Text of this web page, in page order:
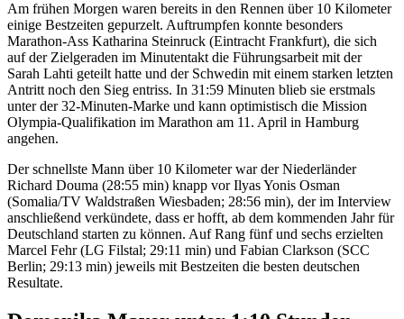
Am frühen Morgen waren bereits in den Rennen über 10 Kilometer
einige Bestzeiten gepurzelt. Auftrumpfen konnte besonders
Marathon-Ass Katharina Steinruck (Eintracht Frankfurt), die sich
auf der Zielgeraden im Minutentakt die Führungsarbeit mit der
Sarah Lahti geteilt hatte und der Schwedin mit einem starken letzten
Antritt noch den Sieg entriss. In 31:59 Minuten blieb sie erstmals
unter der 32-Minuten-Marke und kann optimistisch die Mission
Olympia-Qualifikation im Marathon am 11. April in Hamburg
angehen.
Der schnellste Mann über 10 Kilometer war der Niederländer
Richard Douma (28:55 min) knapp vor Ilyas Yonis Osman
(Somalia/TV Waldstraßen Wiesbaden; 28:56 min), der im Interview
anschließend verkündete, dass er hofft, ab dem kommenden Jahr für
Deutschland starten zu können. Auf Rang fünf und sechs erzielten
Marcel Fehr (LG Filstal; 29:11 min) und Fabian Clarkson (SCC
Berlin; 29:13 min) jeweils mit Bestzeiten die besten deutschen
Resultate.